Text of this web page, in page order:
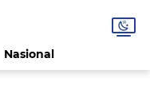
Nasional